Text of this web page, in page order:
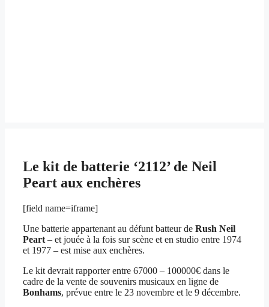
Le kit de batterie ‘2112’ de Neil
Peart aux enchères
[field name=iframe]
Une batterie appartenant au défunt batteur de Rush Neil
Peart – et jouée à la fois sur scène et en studio entre 1974
et 1977 – est mise aux enchères.
Le kit devrait rapporter entre 67000 – 100000€ dans le
cadre de la vente de souvenirs musicaux en ligne de
Bonhams, prévue entre le 23 novembre et le 9 décembre.